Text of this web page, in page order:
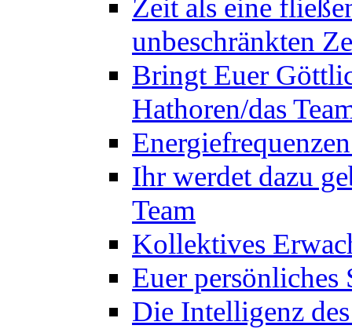
Zeit als eine
unbeschränkten
Bringt Euer
Hathoren/das
Ihr werdet dazu
Team
Kollektives
Euer persönliches
Die Intelligenz